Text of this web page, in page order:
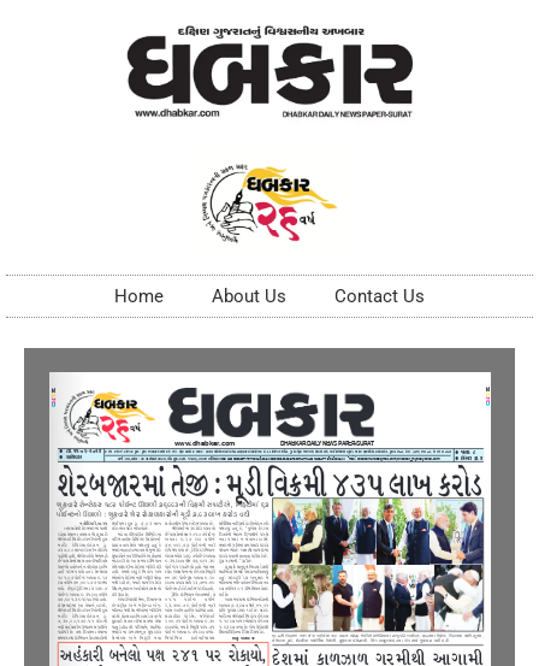
Home About Us Contact Us